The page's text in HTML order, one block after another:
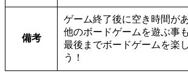
備考
ゲーム終了後に空き時間が
他のボードゲームを遊ぶ事
最後までボードゲームを楽
う！